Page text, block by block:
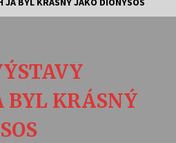
ve Stromovce: Ars Camerata a
BYL KRÁSNÝ